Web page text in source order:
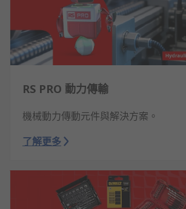
RS PRO 動力傳輸
機械動力傳動元件與解決方案。
了解更多